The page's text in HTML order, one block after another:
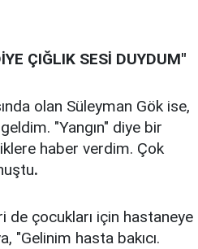
ÇIĞLIK SESİ DUYDUM"
olan Süleyman Gök ise,
"Yangın" diye bir
haber verdim. Çok
.
de çocukları için hastaneye
"Gelinim hasta bakıcı.